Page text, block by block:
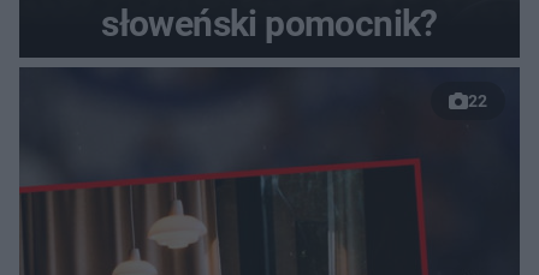
słoweński pomocnik?
22